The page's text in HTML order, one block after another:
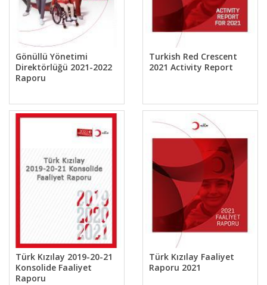
Gönüllü Yönetimi
Direktörlüğü 2021-2022
Raporu
Turkish Red Crescent
2021 Activity Report
Türk Kızılay 2019-20-21
Konsolide Faaliyet
Raporu
Türk Kızılay Faaliyet
Raporu 2021